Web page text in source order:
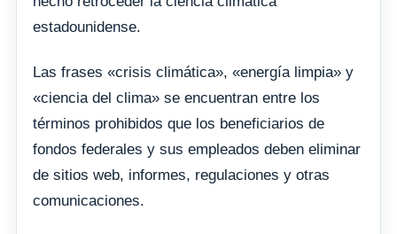
estadounidense.
Las frases «crisis climática», «energía limpia» y
«ciencia del clima» se encuentran entre los
términos prohibidos que los beneficiarios de
fondos federales y sus empleados deben eliminar
de sitios web, informes, regulaciones y otras
comunicaciones.